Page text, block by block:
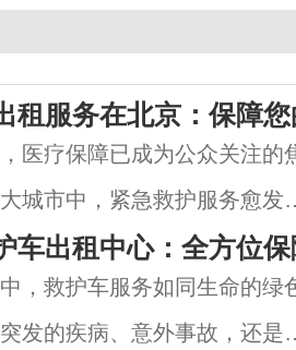
租服务在北京：保障
医疗保障已成为公众关注的
城市中，紧急救护服务愈发
，随着城市化进程的加快，
逐渐上升，急救车出租租赁服
将详细探讨北京的急救车出
车出租中心：全方位
，救护车服务如同生命的绿
发的疾病、意外事故，还是